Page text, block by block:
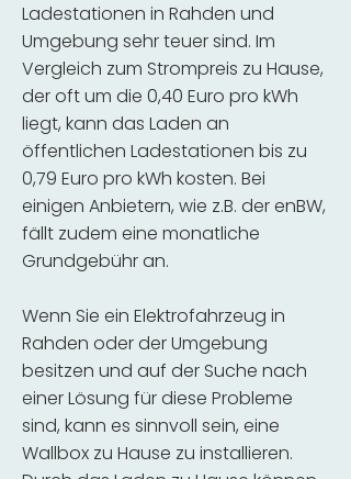
Ladestationen in Rahden und
Umgebung sehr teuer sind. Im
Vergleich zum Strompreis zu Hause,
der oft um die 0,40 Euro pro kWh
liegt, kann das Laden an
öffentlichen Ladestationen bis zu
0,79 Euro pro kWh kosten. Bei
einigen Anbietern, wie z.B. der enBW,
fällt zudem eine monatliche
Grundgebühr an.
Wenn Sie ein Elektrofahrzeug in
Rahden oder der Umgebung
besitzen und auf der Suche nach
einer Lösung für diese Probleme
sind, kann es sinnvoll sein, eine
Wallbox zu Hause zu installieren.